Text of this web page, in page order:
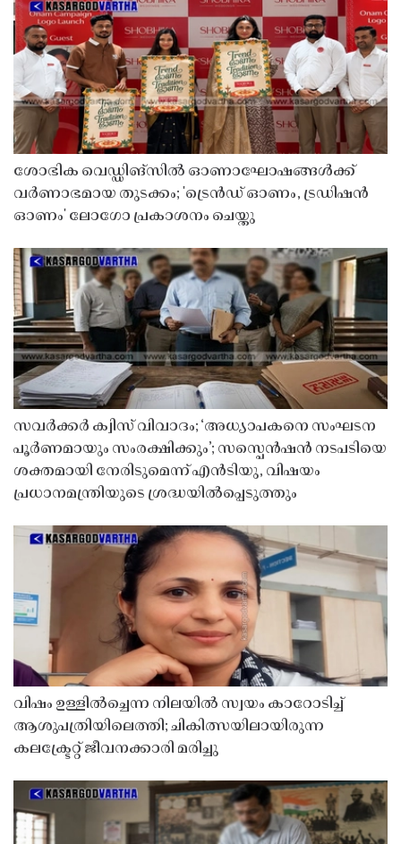
ശോഭിക വെഡ്ഡിങ്സിൽ ഓണാഘോഷങ്ങൾക്ക്
വർണാഭമായ തുടക്കം; 'ട്രെൻഡ് ഓണം, ട്രഡിഷൻ
ഓണം' ലോഗോ പ്രകാശനം ചെയ്തു
സവർക്കർ ക്വിസ് വിവാദം; ‘അധ്യാപകനെ സംഘടന
പൂർണമായും സംരക്ഷിക്കും’; സസ്പെൻഷൻ നടപടിയെ
ശക്തമായി നേരിടുമെന്ന് എൻടിയു, വിഷയം
പ്രധാനമന്ത്രിയുടെ ശ്രദ്ധയിൽപ്പെടുത്തും
വിഷം ഉള്ളിൽച്ചെന്ന നിലയിൽ സ്വയം കാറോടിച്ച്
ആശുപത്രിയിലെത്തി; ചികിത്സയിലായിരുന്ന
കലക്ട്രേറ്റ് ജീവനക്കാരി മരിച്ചു